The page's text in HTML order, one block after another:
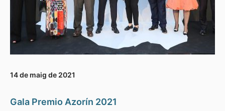
14 de maig de 2021
Gala Premio Azorín 2021